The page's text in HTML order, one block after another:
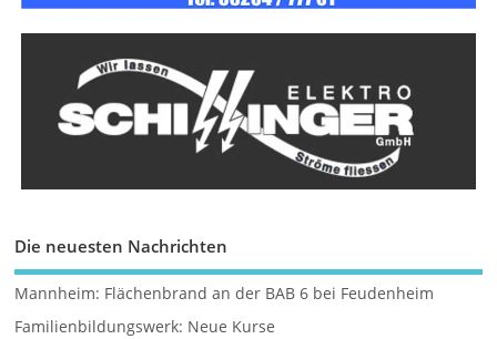
Die neuesten Nachrichten
Mannheim: Flächenbrand an der BAB 6 bei Feudenheim
Familienbildungswerk: Neue Kurse